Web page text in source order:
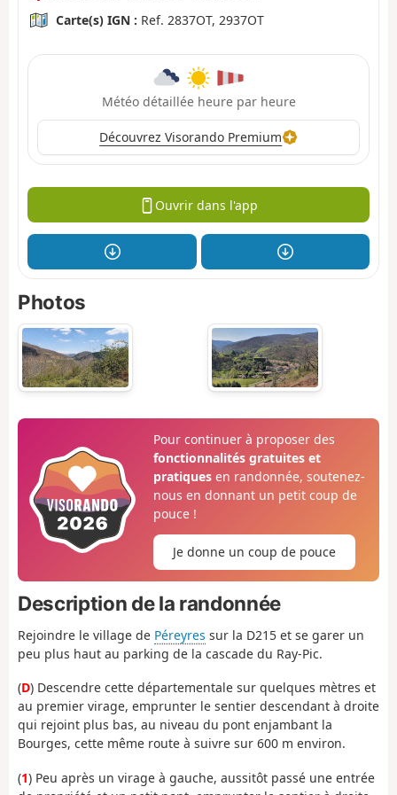
Carte(s) IGN : Ref. 2837OT, 2937OT
Météo détaillée heure par heure
Découvrez Visorando Premium
Ouvrir dans l'app
Photos
Pour continuer à proposer des
fonctionnalités gratuites et
pratiquesen randonnée, soutenez-
nous en donnant un petit coup de
pouce !
Je donne un coup de pouce
Description de la randonnée
Rejoindre le village de Péreyres sur la D215 et se garer un
peu plus haut au parking de la cascade du Ray-Pic.
(D) Descendre cette départementale sur quelques mètres et
au premier virage, emprunter le sentier descendant à droite
qui rejoint plus bas, au niveau du pont enjambant la
Bourges, cette même route à suivre sur 600 m environ.
(1) Peu après un virage à gauche, aussitôt passé une entrée